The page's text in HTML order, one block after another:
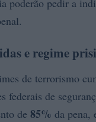
poderão pedir a
e regime
de terrorismo
federais de
de 85% da pena,